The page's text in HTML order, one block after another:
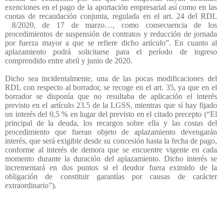
exenciones en el pago de la aportación empresarial así como en las
cuotas de recaudación conjunta, regulada en el art. 24 del RDL
8/2020, de 17 de marzo…, como consecuencia de los
procedimientos de suspensión de contratos y reducción de jornada
por fuerza mayor a que se refiere dicho artículo”. En cuanto al
aplazamiento podrá solicitarse para el período de ingreso
comprendido entre abril y junio de 2020.
Dicho sea incidentalmente, una de las pocas modificaciones del
RDL con respecto al borrador, se recoge en el art. 35, ya que en el
borrador se disponía que no resultaba de aplicación el interés
previsto en el artículo 23.5 de la LGSS, mientras que sí hay fijado
un interés del 0,5 % en lugar del previsto en el citado precepto (“El
principal de la deuda, los recargos sobre ella y las costas del
procedimiento que fueran objeto de aplazamiento devengarán
interés, que será exigible desde su concesión hasta la fecha de pago,
conforme al interés de demora que se encuentre vigente en cada
momento durante la duración del aplazamiento. Dicho interés se
incrementará en dos puntos si el deudor fuera eximido de la
obligación de constituir garantías por causas de carácter
extraordinario”).